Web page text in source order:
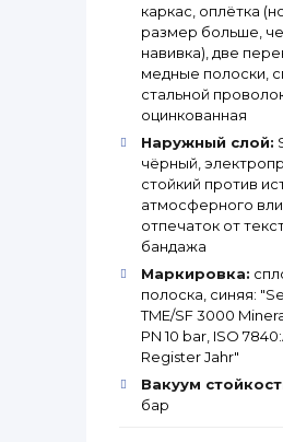
каркас, оплётка
размер больше,
навивка), две
медные полоски,
стальной
оцинкованная
Наружный слой:
чёрный,
стойкий против
атмосферного
отпечаток от
бандажа
Маркировка:
полоска, синяя:
TME/SF 3000
PN 10 bar, ISO
Register Jahr"
Вакуум
бар